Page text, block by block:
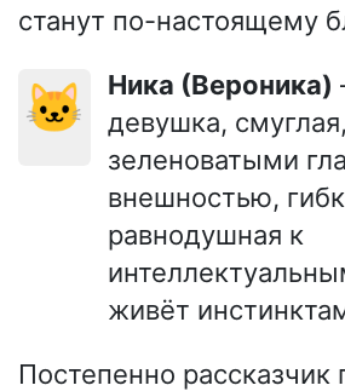
станут по-настоящему
🐱 Ника (Вероника)
девушка,
зеленоватыми
внешностью,
равнодушная к
живёт
Постепенно рассказчик